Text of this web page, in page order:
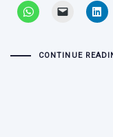
CONTINUE